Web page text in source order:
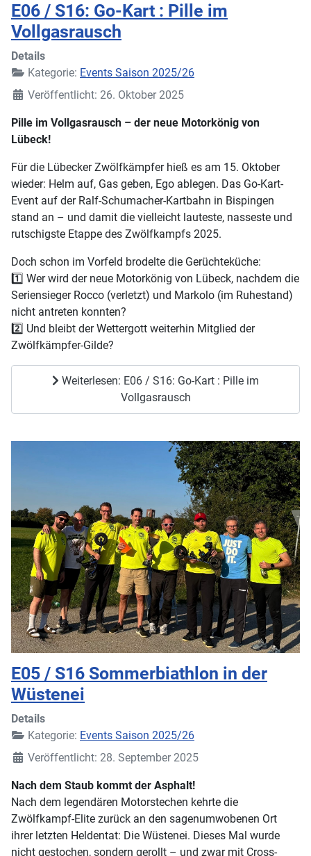
E06 / S16: Go-Kart : Pille im
Vollgasrausch
Details
Kategorie: Events Saison 2025/26
Veröffentlicht: 26. Oktober 2025
Pille im Vollgasrausch – der neue Motorkönig von
Lübeck!
Für die Lübecker Zwölfkämpfer hieß es am 15. Oktober
wieder: Helm auf, Gas geben, Ego ablegen. Das Go-Kart-
Event auf der Ralf-Schumacher-Kartbahn in Bispingen
stand an – und damit die vielleicht lauteste, nasseste und
rutschigste Etappe des Zwölfkampfs 2025.
Doch schon im Vorfeld brodelte die Gerüchteküche:
1️⃣ Wer wird der neue Motorkönig von Lübeck, nachdem die
Seriensieger Rocco (verletzt) und Markolo (im Ruhestand)
nicht antreten konnten?
2️⃣ Und bleibt der Wettergott weiterhin Mitglied der
Zwölfkämpfer-Gilde?
Weiterlesen: E06 / S16: Go-Kart : Pille im
Vollgasrausch
E05 / S16 Sommerbiathlon in der
Wüstenei
Details
Kategorie: Events Saison 2025/26
Veröffentlicht: 28. September 2025
Nach dem Staub kommt der Asphalt!
Nach dem legendären Motorstechen kehrte die
Zwölfkampf-Elite zurück an den sagenumwobenen Ort
ihrer letzten Heldentat: Die Wüstenei. Dieses Mal wurde
nicht gestochen, sondern gerollt – und zwar mit Cross-